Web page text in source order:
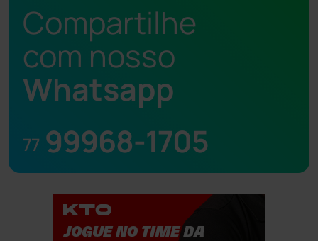
Compartilhe
com nosso
Whatsapp
77 99968-1705